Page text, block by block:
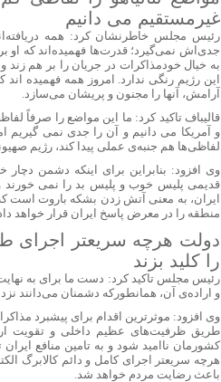
غیرمستقیم می دانیم
رئیس مجلس خاطرنشان کرد: همه
جدی‌اش نمی‌گیرد؛ قدرت‌ها فهمیده‌اند که او
به خیال خودمذاکرات در جریان را بر هم
این رژیم رنگی ندارد. امروز همه فهمیده
آرامش، آنها را مجنون و پریشان می‌سازد.
قالیباف تاکید کرد: ما این مواضع را صرفاً
و آمریکا می دانیم و آن را جدی نمی گیریم
لفاظی‌ها هم جنبه‌ی عملی پیدا کند، رژیم
وی افزود: بنابراین برای اینکه دشمن
قدیمی پلیس خوب و پلیس بد را نمی خورند
ایران، به معنی آتش زدن بشکه‌ باروت است
منطقه را در معرض پاسخ ایران قرار خواهد
دولت هرچه سریعتر اجرای
را کلید بزند
رئیس مجلس تاکید کرد: دست ما برای به
و اراده‌ی آن، همانطورکه دشمنان می‌دانند
وی افزود: موثرترین اقدام برای پیشبرد
طریق ظرفیت‌های عظیم داخلی و تقویت
کشورمان ناامید شود و به تامین منافع
هرچه سریعتر اجرای کامل و دائم کالابرگ
باعث رضایت مردم خواهد شد.